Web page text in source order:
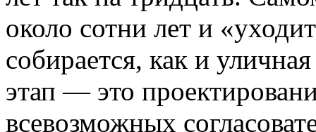
около сотни лет и
собирается, как и
этап — это
всевозможных